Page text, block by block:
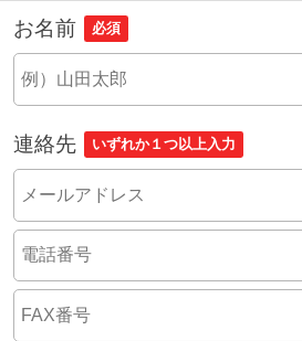
お名前 必須
連絡先 いずれか１つ以上入力